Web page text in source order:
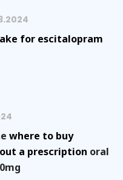
for escitalopram
where to buy
a prescription oral